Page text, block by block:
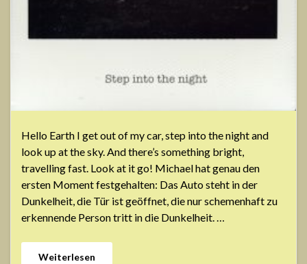
Hello Earth I get out of my car, step into the night and
look up at the sky. And there’s something bright,
travelling fast. Look at it go! Michael hat genau den
ersten Moment festgehalten: Das Auto steht in der
Dunkelheit, die Tür ist geöffnet, die nur schemenhaft zu
erkennende Person tritt in die Dunkelheit. …
Weiterlesen